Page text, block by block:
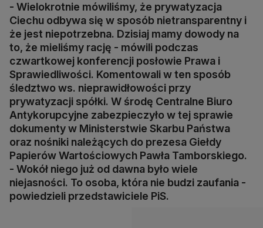
- Wielokrotnie mówiliśmy, że prywatyzacja
Ciechu odbywa się w sposób nietransparentny i
że jest niepotrzebna. Dzisiaj mamy dowody na
to, że mieliśmy rację - mówili podczas
czwartkowej konferencji posłowie Prawa i
Sprawiedliwości. Komentowali w ten sposób
śledztwo ws. nieprawidłowości przy
prywatyzacji spółki. W środę Centralne Biuro
Antykorupcyjne zabezpieczyło w tej sprawie
dokumenty w Ministerstwie Skarbu Państwa
oraz nośniki należących do prezesa Giełdy
Papierów Wartościowych Pawła Tamborskiego.
- Wokół niego już od dawna było wiele
niejasności. To osoba, która nie budzi zaufania -
powiedzieli przedstawiciele PiS.